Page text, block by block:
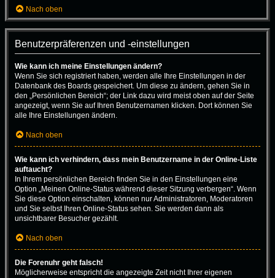
Nach oben
Benutzerpräferenzen und -einstellungen
Wie kann ich meine Einstellungen ändern?
Wenn Sie sich registriert haben, werden alle Ihre Einstellungen in der
Datenbank des Boards gespeichert. Um diese zu ändern, gehen Sie in
den „Persönlichen Bereich“; der Link dazu wird meist oben auf der Seite
angezeigt, wenn Sie auf Ihren Benutzernamen klicken. Dort können Sie
alle Ihre Einstellungen ändern.
Nach oben
Wie kann ich verhindern, dass mein Benutzername in der Online-Liste
auftaucht?
In Ihrem persönlichen Bereich finden Sie in den Einstellungen eine
Option „Meinen Online-Status während dieser Sitzung verbergen“. Wenn
Sie diese Option einschalten, können nur Administratoren, Moderatoren
und Sie selbst Ihren Online-Status sehen. Sie werden dann als
unsichtbarer Besucher gezählt.
Nach oben
Die Forenuhr geht falsch!
Möglicherweise entspricht die angezeigte Zeit nicht Ihrer eigenen